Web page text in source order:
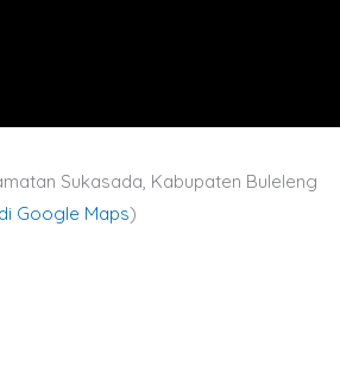
Sukasada, Kabupaten Buleleng
Google Maps)